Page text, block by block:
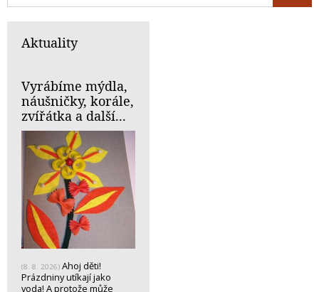
Aktuality
Vyrábíme mýdla,
náušničky, korále,
zvířátka a další...
(8. 8. 2026) Ahoj děti!
Prázdniny utíkají jako
voda! A protože může